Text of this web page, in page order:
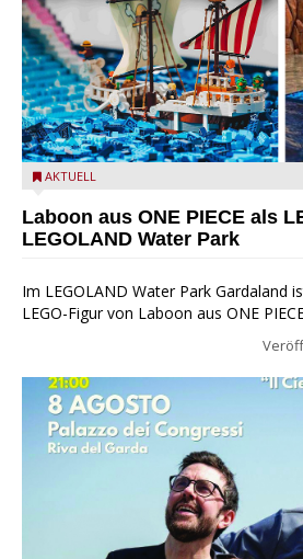
Laboon aus ONE PIECE als LEGO-
AKTUELL
Laboon aus ONE PIECE als
LEGOLAND Water Park
Im LEGOLAND Water Park Gardaland
LEGO-Figur von Laboon aus ONE